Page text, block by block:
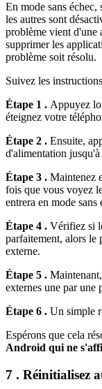
En mode sans échec,
les autres sont
problème vient d'une
supprimer les
problème soit résolu.
Suivez les
Étape 1 . Appuyez
éteignez votre
Étape 2 . Ensuite,
d'alimentation
Étape 3 . Maintenez
fois que vous voyez
entrera en mode sans
Étape 4 . Vérifiez si
parfaitement, alors le
externe.
Étape 5 .
externes une par une
Étape 6 . Un simple
Espérons que cela
Android qui ne
7 . Réinitialisez